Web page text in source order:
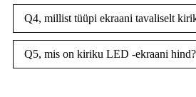
Q4, millist tüüpi ekraani tavaliselt
Q5, mis on kiriku LED -ekraani hind?